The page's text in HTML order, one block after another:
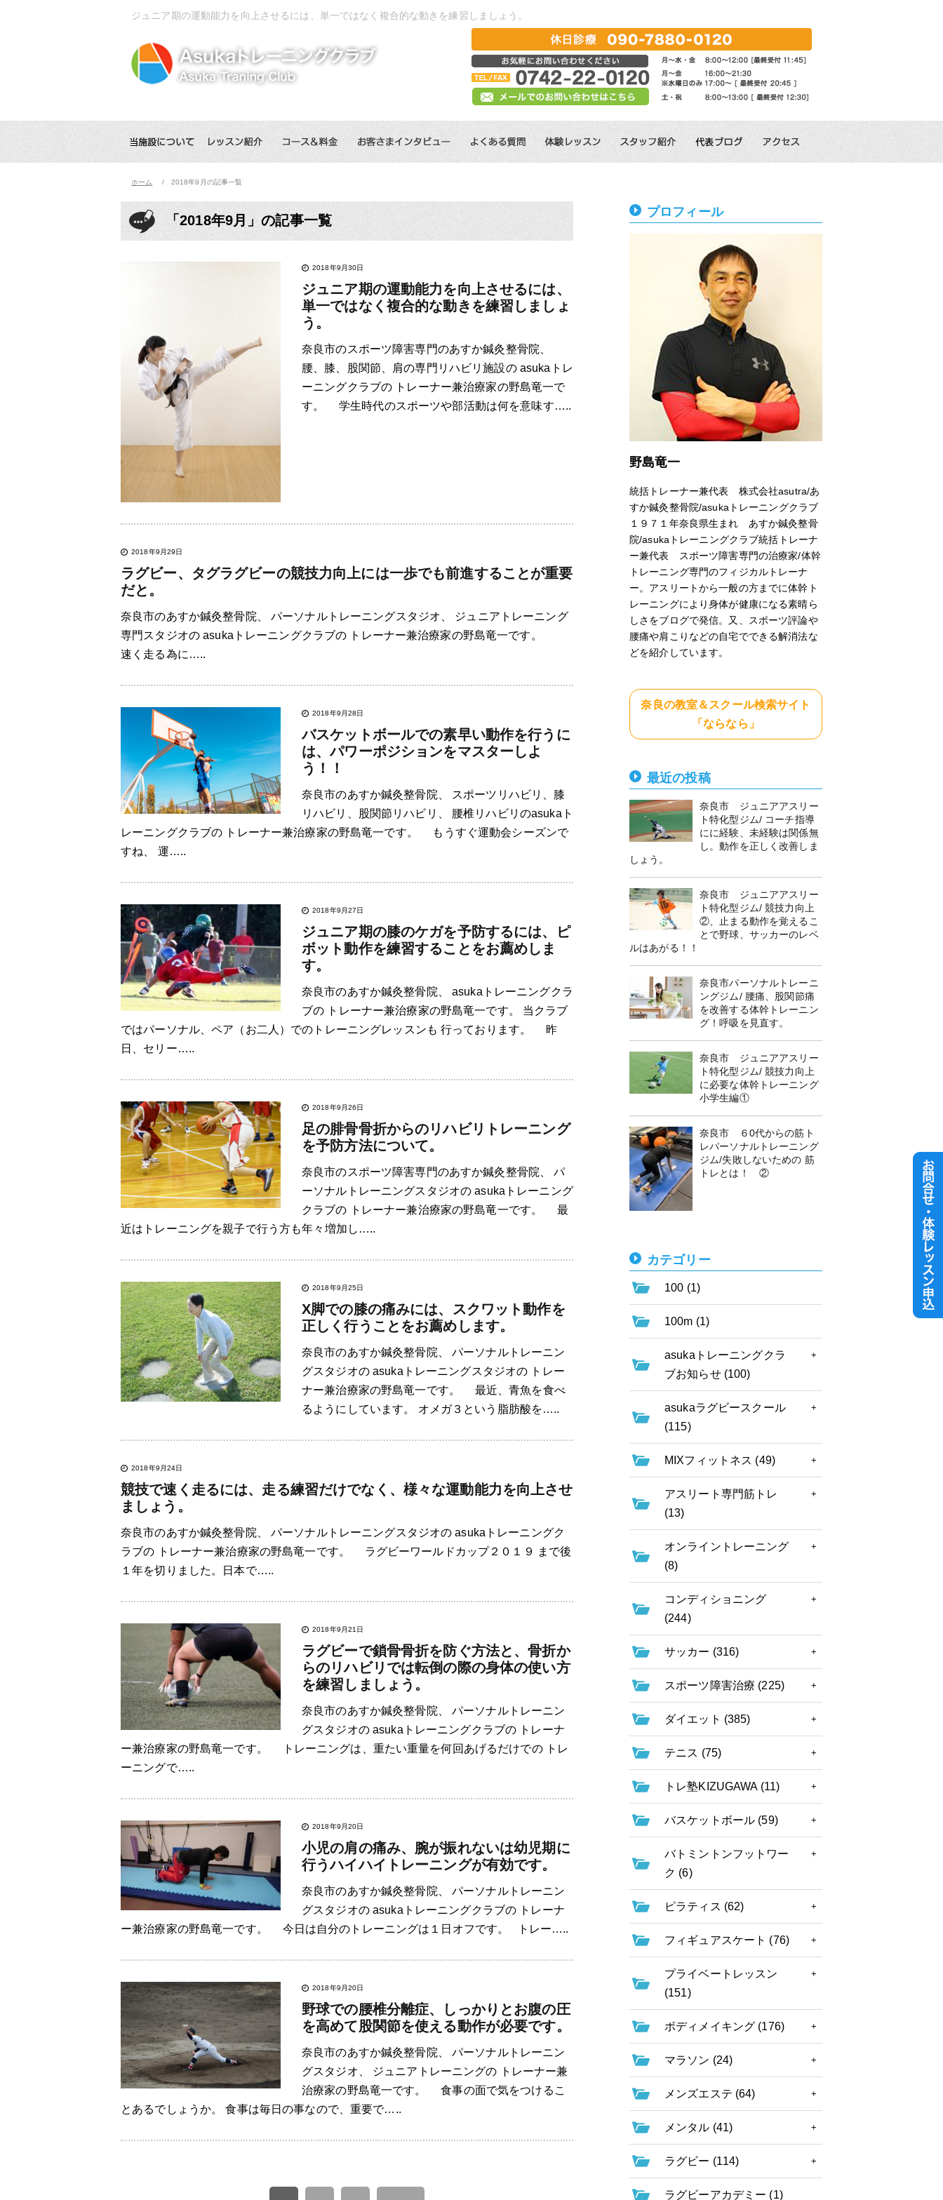
ジュニア期の運動能力を向上させるには、単一ではなく複合的な動きを練習しましょう。
ホーム 2018年9月の記事一覧
「2018年9月」の記事一覧
2018年9月30日
ジュニア期の運動能力を向上させるには、
単一ではなく複合的な動きを練習しましょ
う。
奈良市のスポーツ障害専門のあすか鍼灸整骨院、
腰、膝、股関節、肩の専門リハビリ施設の asukaトレ
ーニングクラブの トレーナー兼治療家の野島竜一で
す。 学生時代のスポーツや部活動は何を意味す…..
2018年9月29日
ラグビー、タグラグビーの競技力向上には一歩でも前進することが重要
だと。
奈良市のあすか鍼灸整骨院、 パーソナルトレーニングスタジオ、 ジュニアトレーニング
専門スタジオの asukaトレーニングクラブの トレーナー兼治療家の野島竜一です。
速く走る為に…..
2018年9月28日
バスケットボールでの素早い動作を行うに
は、パワーポジションをマスターしよ
う！！
奈良市のあすか鍼灸整骨院、 スポーツリハビリ、膝
リハビリ、股関節リハビリ、 腰椎リハビリのasukaト
レーニングクラブの トレーナー兼治療家の野島竜一です。 もうすぐ運動会シーズンで
すね、 運…..
2018年9月27日
ジュニア期の膝のケガを予防するには、ピ
ボット動作を練習することをお薦めしま
す。
奈良市のあすか鍼灸整骨院、 asukaトレーニングクラ
ブの トレーナー兼治療家の野島竜一です。 当クラブ
ではパーソナル、ペア（お二人）でのトレーニングレッスンも 行っております。 昨
日、セリー…..
2018年9月26日
足の腓骨骨折からのリハビリトレーニング
を予防方法について。
奈良市のスポーツ障害専門のあすか鍼灸整骨院、 パ
ーソナルトレーニングスタジオの asukaトレーニング
クラブの トレーナー兼治療家の野島竜一です。 最
近はトレーニングを親子で行う方も年々増加し…..
2018年9月25日
X脚での膝の痛みには、スクワット動作を
正しく行うことをお薦めします。
奈良市のあすか鍼灸整骨院、 パーソナルトレーニン
グスタジオの asukaトレーニングスタジオの トレー
ナー兼治療家の野島竜一です。 最近、青魚を食べ
るようにしています。 オメガ３という脂肪酸を…..
2018年9月24日
競技で速く走るには、走る練習だけでなく、様々な運動能力を向上させ
ましょう。
奈良市のあすか鍼灸整骨院、 パーソナルトレーニングスタジオの asukaトレーニングク
ラブの トレーナー兼治療家の野島竜一です。 ラグビーワールドカップ２０１９ まで後
１年を切りました。日本で…..
2018年9月21日
ラグビーで鎖骨骨折を防ぐ方法と、骨折か
らのリハビリでは転倒の際の身体の使い方
を練習しましょう。
奈良市のあすか鍼灸整骨院、 パーソナルトレーニン
グスタジオの asukaトレーニングクラブの トレーナ
ー兼治療家の野島竜一です。 トレーニングは、重たい重量を何回あげるだけでの トレ
ーニングで…..
2018年9月20日
小児の肩の痛み、腕が振れないは幼児期に
行うハイハイトレーニングが有効です。
奈良市のあすか鍼灸整骨院、 パーソナルトレーニン
グスタジオの asukaトレーニングクラブの トレーナ
ー兼治療家の野島竜一です。 今日は自分のトレーニングは１日オフです。 トレー…..
2018年9月20日
野球での腰椎分離症、しっかりとお腹の圧
を高めて股関節を使える動作が必要です。
奈良市のあすか鍼灸整骨院、 パーソナルトレーニン
グスタジオ、 ジュニアトレーニングの トレーナー兼
治療家の野島竜一です。 食事の面で気をつけるこ
とあるでしょうか。 食事は毎日の事なので、重要で…..
プロフィール
野島竜一
統括トレーナー兼代表 株式会社asutra/あ
すか鍼灸整骨院/asukaトレーニングクラブ
１９７１年奈良県生まれ あすか鍼灸整骨
院/asukaトレーニングクラブ統括トレーナ
ー兼代表 スポーツ障害専門の治療家/体幹
トレーニング専門のフィジカルトレーナ
ー。アスリートから一般の方までに体幹ト
レーニングにより身体が健康になる素晴ら
しさをブログで発信。又、スポーツ評論や
腰痛や肩こりなどの自宅でできる解消法な
どを紹介しています。
奈良の教室＆スクール検索サイト
「ならなら」
最近の投稿
奈良市 ジュニアアスリー
ト特化型ジム/ コーチ指導
にに経験、未経験は関係無
し。動作を正しく改善しま
しょう。
奈良市 ジュニアアスリー
ト特化型ジム/ 競技力向上
②、止まる動作を覚えるこ
とで野球、サッカーのレベ
ルはあがる！！
奈良市パーソナルトレーニ
ングジム/ 腰痛、股関節痛
を改善する体幹トレーニン
グ！呼吸を見直す。
奈良市 ジュニアアスリー
ト特化型ジム/ 競技力向上
に必要な体幹トレーニング
小学生編①
奈良市 ６0代からの筋ト
レパーソナルトレーニング
ジム/失敗しないための 筋
トレとは！ ②
カテゴリー
100 (1)
100m (1)
asukaトレーニングクラ
ブお知らせ (100)
asukaラグビースクール
(115)
MIXフィットネス (49)
アスリート専門筋トレ
(13)
オンライントレーニング
(8)
コンディショニング
(244)
サッカー (316)
スポーツ障害治療 (225)
ダイエット (385)
テニス (75)
トレ塾KIZUGAWA (11)
バスケットボール (59)
バトミントンフットワー
ク (6)
ピラティス (62)
フィギュアスケート (76)
プライベートレッスン
(151)
ボディメイキング (176)
マラソン (24)
メンズエステ (64)
メンタル (41)
ラグビー (114)
ラグビーアカデミー (1)